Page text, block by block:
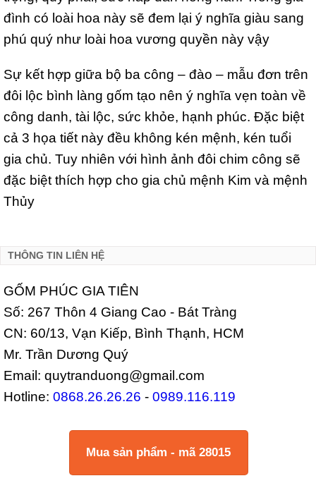
đình có loài hoa này sẽ đem lại ý nghĩa giàu sang
phú quý như loài hoa vương quyền này vậy
Sự kết hợp giữa bộ ba công – đào – mẫu đơn trên
đôi lộc bình làng gốm tạo nên ý nghĩa vẹn toàn về
công danh, tài lộc, sức khỏe, hạnh phúc. Đặc biệt
cả 3 họa tiết này đều không kén mệnh, kén tuổi
gia chủ. Tuy nhiên với hình ảnh đôi chim công sẽ
đặc biệt thích hợp cho gia chủ mệnh Kim và mệnh
Thủy
THÔNG TIN LIÊN HỆ
GỐM PHÚC GIA TIÊN
Số: 267 Thôn 4 Giang Cao - Bát Tràng
CN: 60/13, Vạn Kiếp, Bình Thạnh, HCM
Mr. Trần Dương Quý
Email: quytranduong@gmail.com
Hotline: 0868.26.26.26 - 0989.116.119
Mua sản phẩm - mã 28015